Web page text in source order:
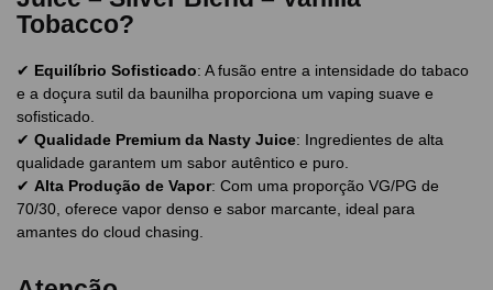
Tobacco?
✔ Equilíbrio Sofisticado: A fusão entre a intensidade do tabaco
e a doçura sutil da baunilha proporciona um vaping suave e
sofisticado.
✔ Qualidade Premium da Nasty Juice: Ingredientes de alta
qualidade garantem um sabor autêntico e puro.
✔ Alta Produção de Vapor: Com uma proporção VG/PG de
70/30, oferece vapor denso e sabor marcante, ideal para
amantes do cloud chasing.